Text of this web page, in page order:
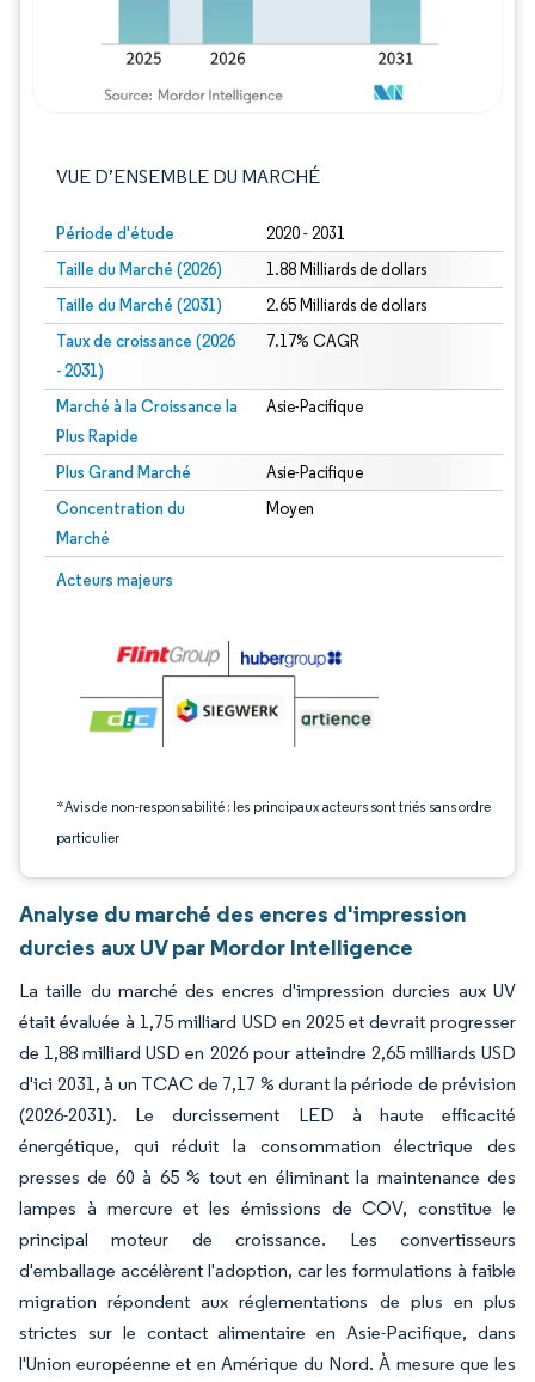
VUE D’ENSEMBLE DU MARCHÉ
Période d'étude 2020 - 2031
Taille du Marché (2026) 1.88 Milliards de dollars
Taille du Marché (2031) 2.65 Milliards de dollars
Taux de croissance (2026
- 2031)
7.17% CAGR
Marché à la Croissance la
Plus Rapide
Asie-Pacifique
Plus Grand Marché Asie-Pacifique
Concentration du
Marché
Moyen
Acteurs majeurs
*Avis de non-responsabilité : les principaux acteurs sont triés sans ordre
particulier
Image © Mordor Intelligence. La réutilisation nécessite une attribution sous CC
Analyse du marché des encres d'impression
durcies aux UV par Mordor Intelligence
La taille du marché des encres d'impression durcies aux UV
était évaluée à 1,75 milliard USD en 2025 et devrait progresser
de 1,88 milliard USD en 2026 pour atteindre 2,65 milliards USD
d'ici 2031, à un TCAC de 7,17 % durant la période de prévision
(2026-2031). Le durcissement LED à haute efficacité
énergétique, qui réduit la consommation électrique des
presses de 60 à 65 % tout en éliminant la maintenance des
lampes à mercure et les émissions de COV, constitue le
principal moteur de croissance. Les convertisseurs
d'emballage accélèrent l'adoption, car les formulations à faible
migration répondent aux réglementations de plus en plus
strictes sur le contact alimentaire en Asie-Pacifique, dans
l'Union européenne et en Amérique du Nord. À mesure que les